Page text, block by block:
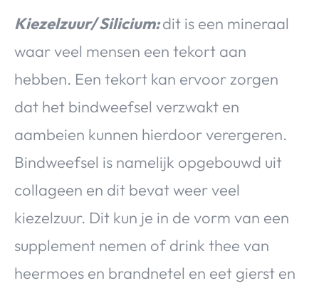
Kiezelzuur/ Silicium:dit is een mineraal
waar veel mensen een tekort aan
hebben. Een tekort kan ervoor zorgen
dat het bindweefsel verzwakt en
aambeien kunnen hierdoor verergeren.
Bindweefsel is namelijk opgebouwd uit
collageen en dit bevat weer veel
kiezelzuur. Dit kun je in de vorm van een
supplement nemen of drink thee van
heermoes en brandnetel en eet gierst en